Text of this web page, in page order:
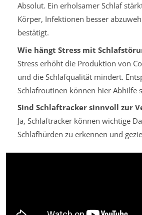
Absolut. Ein erholsamer Schlaf
Körper, Infektionen besser
bestätigt.
Wie hängt Stress mit
Stress erhöht die Produktion von
und die Schlafqualität mindert.
Schlafroutinen können hier Abhilfe
Sind Schlaftracker sinnvoll zur
Ja, Schlaftracker können wichtige
Schlafhürden zu erkennen und